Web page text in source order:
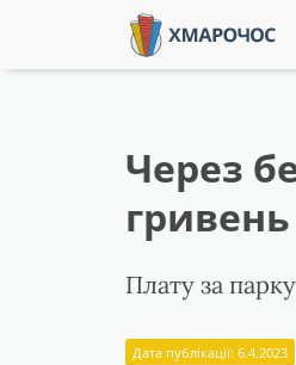
Через
гривень
Плату за
Дата публікації: 6.4.2023